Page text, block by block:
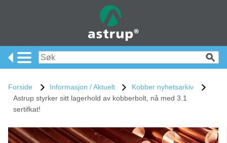
Forside Informasjon / Aktuelt
Kobber nyhetsarkiv
Astrup styrker sitt lagerhold av kobberbolt, nå med 3.1
sertifkat!